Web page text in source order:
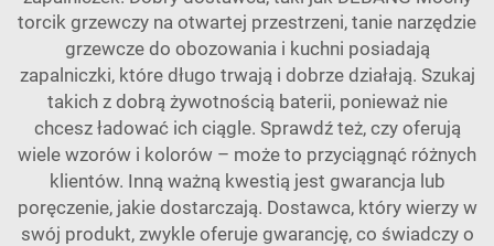
torcik grzewczy na otwartej przestrzeni, tanie narzędzie
grzewcze do obozowania i kuchni posiadają
zapalniczki, które długo trwają i dobrze działają. Szukaj
takich z dobrą żywotnością baterii, ponieważ nie
chcesz ładować ich ciągle. Sprawdź też, czy oferują
wiele wzorów i kolorów – może to przyciągnąć różnych
klientów. Inną ważną kwestią jest gwarancja lub
poręczenie, jakie dostarczają. Dostawca, który wierzy w
swój produkt, zwykle oferuje gwarancję, co świadczy o